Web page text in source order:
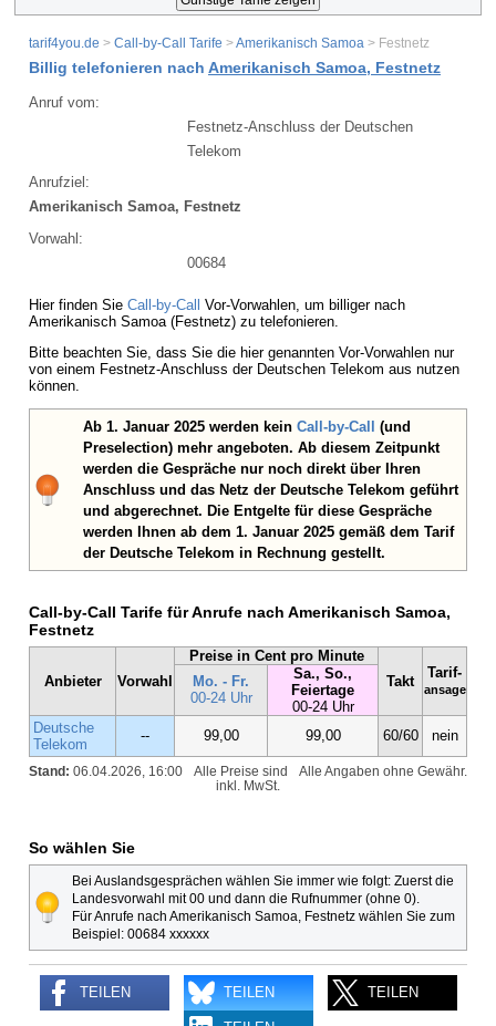
tarif4you.de > Call-by-Call Tarife >Amerikanisch Samoa > Festnetz
Billig telefonieren nach Amerikanisch Samoa, Festnetz
Anruf vom:
Festnetz-Anschluss der Deutschen
Telekom
Anrufziel:
Amerikanisch Samoa, Festnetz
Vorwahl:
00684
Hier finden Sie Call-by-Call Vor-Vorwahlen, um billiger nach
Amerikanisch Samoa (Festnetz) zu telefonieren.
Bitte beachten Sie, dass Sie die hier genannten Vor-Vorwahlen nur
von einem Festnetz-Anschluss der Deutschen Telekom aus nutzen
können.
Ab 1. Januar 2025 werden kein Call-by-Call
(und
Preselection) mehr angeboten. Ab diesem Zeitpunkt
werden die Gespräche nur noch direkt über Ihren
Anschluss und das Netz der Deutsche Telekom geführt
und abgerechnet. Die Entgelte für diese Gespräche
werden Ihnen ab dem 1. Januar 2025 gemäß dem Tarif
der Deutsche Telekom in Rechnung gestellt.
Call-by-Call Tarife für Anrufe nach Amerikanisch Samoa,
Festnetz
Anbieter Vorwahl
Preise in Cent pro Minute
Takt
Tarif-
ansage
Mo. - Fr.
00-24 Uhr
Sa., So.,
Feiertage
00-24 Uhr
Deutsche
Telekom
-- 99,00 99,00 60/60 nein
Stand: 06.04.2026, 16:00 Alle Angaben ohne Gewähr.
Alle Preise sind
inkl. MwSt.
So wählen Sie
Bei Auslandsgesprächen wählen Sie immer wie folgt: Zuerst die
Landesvorwahl mit 00 und dann die Rufnummer (ohne 0).
Für Anrufe nach Amerikanisch Samoa, Festnetz wählen Sie zum
Beispiel: 00684 xxxxxx
TEILEN TEILEN TEILEN